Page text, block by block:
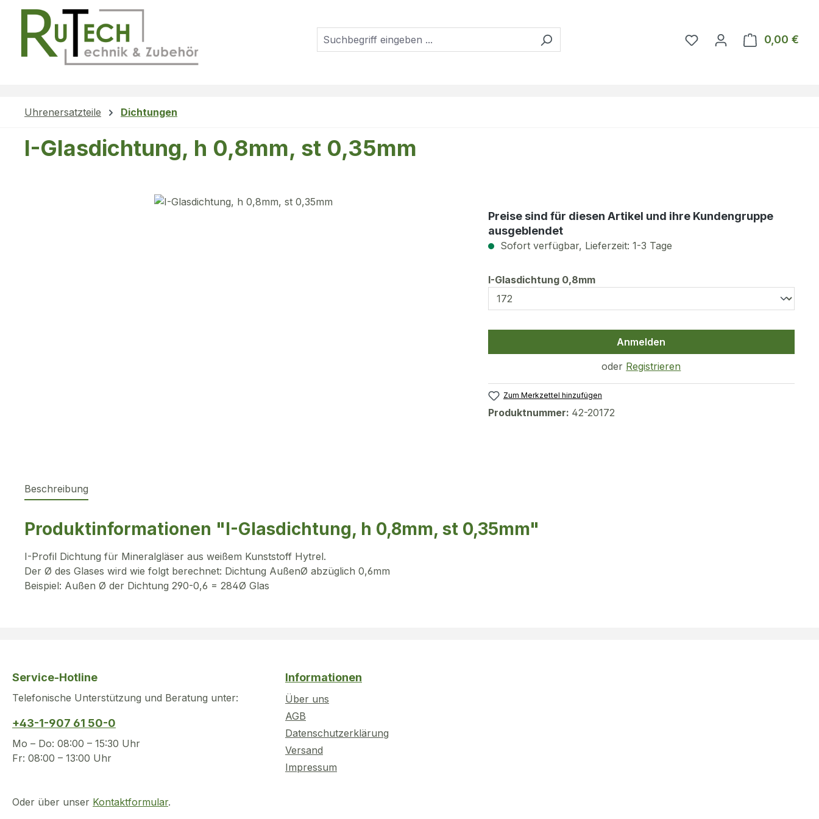
Hauptinhalt springen
Zur Suche springen
Zur Hauptnavigation springen
Du hast 0 Produkte auf
0,00 €
Uhrenersatzteile Dichtungen
I-Glasdichtung, h 0,8mm, st 0,35mm
Preise sind für diesen Artikel und ihre Kundengruppe
ausgeblendet
Sofort verfügbar, Lieferzeit: 1-3 Tage
I-Glasdichtung 0,8mmauswählen
Anmelden
oder Registrieren
Zum Merkzettel hinzufügen
Produktnummer: 42-20172
Beschreibung
Produktinformationen "I-Glasdichtung, h 0,8mm, st 0,35mm"
I-Profil Dichtung für Mineralgläser aus weißem Kunststoff Hytrel.
Der Ø des Glases wird wie folgt berechnet: Dichtung AußenØ abzüglich 0,6mm
Beispiel: Außen Ø der Dichtung 290-0,6 = 284Ø Glas
Service-Hotline
Telefonische Unterstützung und Beratung unter:
+43-1-907 61 50-0
Mo – Do: 08:00 – 15:30 Uhr
Fr: 08:00 – 13:00 Uhr
Oder über unser Kontaktformular.
Informationen
Über uns
AGB
Datenschutzerklärung
Versand
Impressum